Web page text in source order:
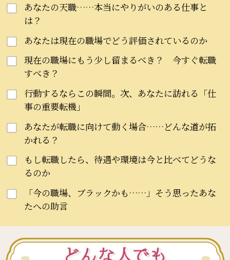
あなたの天職……本当にやりがいのある仕事と
は？
あなたは現在の職場でどう評価されているのか
現在の職場にもう少し留まるべき？ 今すぐ転職
すべき？
行動するならこの瞬間。次、あなたに訪れる「仕
事の重要転機」
あなたが転職に向けて動く場合……どんな道が拓
かれる？
もし転職したら、待遇や環境は今と比べてどうな
るのか
「今の職場、ブラックかも……」そう思ったあな
たへの助言